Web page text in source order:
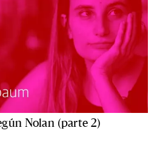
Nolan (parte 2)